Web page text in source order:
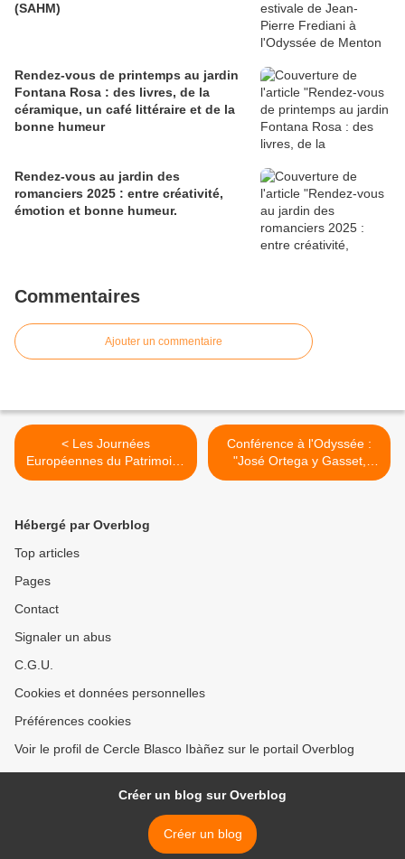
(SAHM)
Rendez-vous de printemps au jardin
Fontana Rosa : des livres, de la
céramique, un café littéraire et de la
bonne humeur
Rendez-vous au jardin des
romanciers 2025 : entre créativité,
émotion et bonne humeur.
Commentaires
Ajouter un commentaire
< Les Journées
Européennes du Patrimoine
2022 du Cercle à Fontana
Conférence à l'Odyssée :
"José Ortega y Gasset,
penseur pionnier de la
Hébergé par Overblog
Top articles
Pages
Contact
Signaler un abus
C.G.U.
Cookies et données personnelles
Préférences cookies
Voir le profil de Cercle Blasco Ibàñez sur le portail Overblog
Créer un blog sur Overblog
Créer un blog